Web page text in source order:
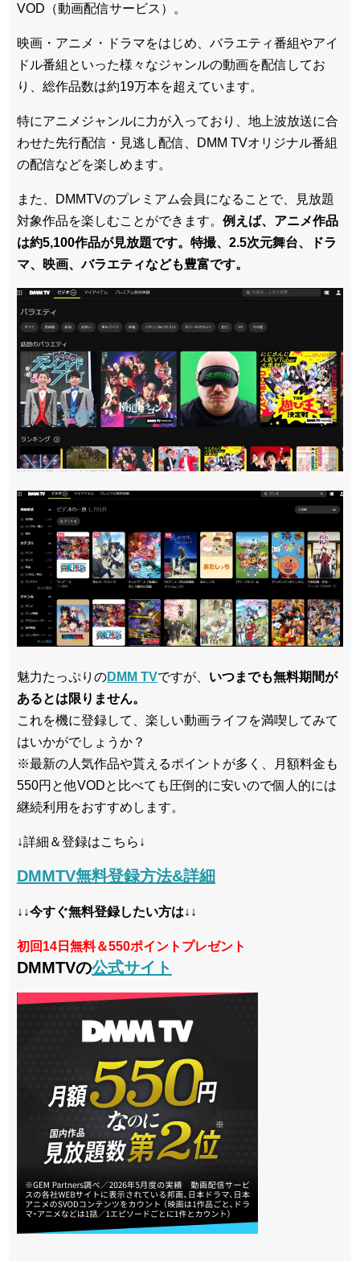
VOD（動画配信サービス）。
映画・アニメ・ドラマをはじめ、バラエティ番組やアイ
ドル番組といった様々なジャンルの動画を配信してお
り、総作品数は約19万本を超えています。
特にアニメジャンルに力が入っており、地上波放送に合
わせた先行配信・見逃し配信、DMM TVオリジナル番組
の配信などを楽しめます。
また、DMMTVのプレミアム会員になることで、見放題
対象作品を楽しむことができます。 例えば、アニメ作品
は約5,100作品が見放題です。特撮、2.5次元舞台、ドラ
マ、映画、バラエティなども豊富です。
魅力たっぷりのDMM TVですが、 いつまでも無料期間が
あるとは限りません。
これを機に登録して、楽しい動画ライフを満喫してみて
はいかがでしょうか？
※最新の人気作品や貰えるポイントが多く、月額料金も
550円と他VODと比べても圧倒的に安いので個人的には
継続利用をおすすめします。
↓詳細＆登録はこちら↓
DMMTV無料登録方法&詳細
↓↓今すぐ無料登録したい方は↓↓
初回14日無料＆550ポイントプレゼント
DMMTVの公式サイト